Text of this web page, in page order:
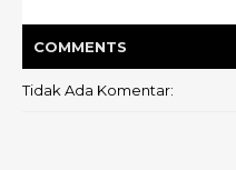
COMMENTS
Tidak Ada Komentar: